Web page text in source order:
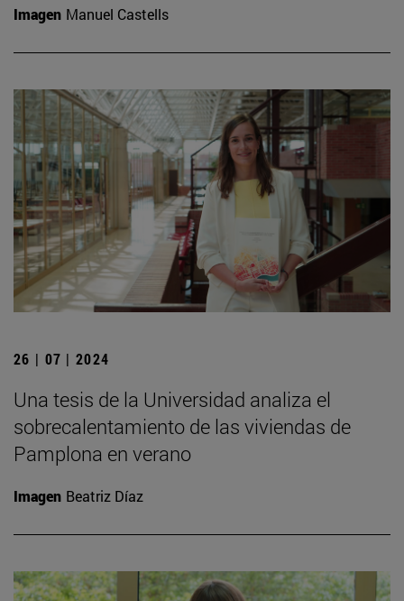
Imagen Manuel Castells
26 | 07 | 2024
Una tesis de la Universidad analiza el
sobrecalentamiento de las viviendas de
Pamplona en verano
Imagen Beatriz Díaz